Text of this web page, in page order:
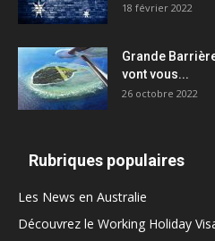
18 février 2022
Grande
vont vous...
26 octobre 2022
Rubriques populaires
Les News en Australie
Découvrez le Working Holiday